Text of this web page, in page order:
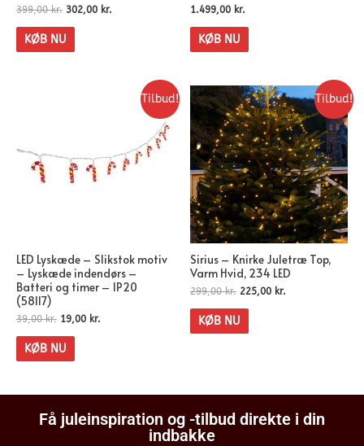
399,00kr. 302,00 kr.
KØB NU
1.499,00 kr.
KØB NU
Tilbud!
LED Lyskæde – Slikstok motiv
– Lyskæde indendørs –
Batteri og timer – IP20
(58117)
39,00kr. 19,00 kr.
KØB NU
Tilbud!
Sirius – Knirke Juletræ Top,
Varm Hvid, 234 LED
299,00kr. 225,00 kr.
KØB NU
Få juleinspiration og -tilbud direkte i din
indbakke